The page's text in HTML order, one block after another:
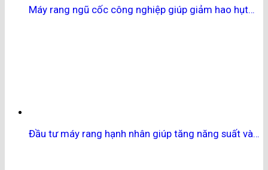
Máy rang ngũ cốc công nghiệp giúp giảm hao hụt…
Đầu tư máy rang hạnh nhân giúp tăng năng suất và…